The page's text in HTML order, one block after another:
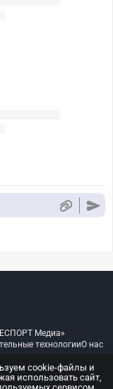
Медиа»
технологииО нас
защищены
cookie-файлы и
использовать сайт,